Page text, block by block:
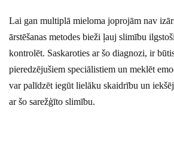
Lai gan multiplā mieloma joprojām nav
ārstēšanas metodes bieži ļauj slimību
kontrolēt. Saskaroties ar šo diagnozi, ir
pieredzējušiem speciālistiem un meklēt
var palīdzēt iegūt lielāku skaidrību un
ar šo sarežģīto slimību.